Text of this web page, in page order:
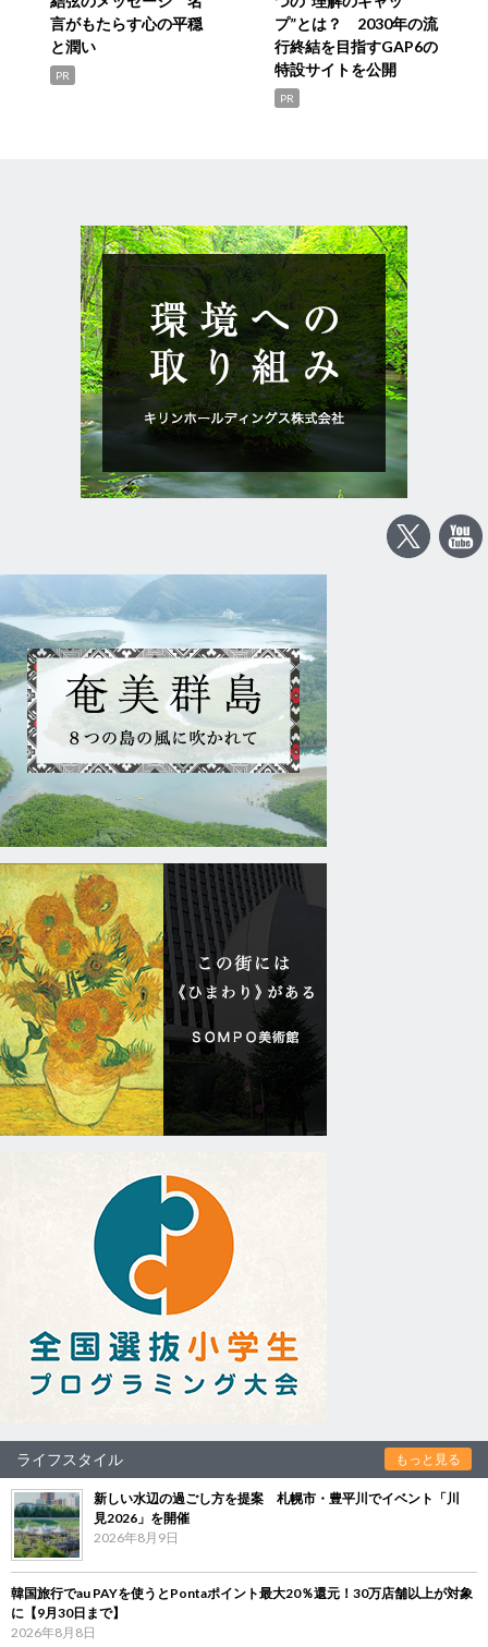
言がもたらす心の平穏
と潤い
PR
プ”とは？ 2030年の流
行終結を目指すGAP6の
特設サイトを公開
PR
ライフスタイル もっと見る
新しい水辺の過ごし方を提案 札幌市・豊平川でイベント「川
見2026」を開催
2026年8月9日
韓国旅行でau PAYを使うとPontaポイント最大20％還元！30万店舗以上が対象
に【9月30日まで】
2026年8月8日